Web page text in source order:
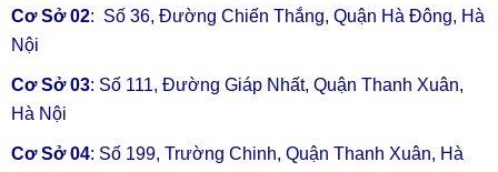
nước của Ngọc Thạch. Tuỳ vào hạng mục
sửa chữa mà chính sách
Cơ Sở 02: Số 36, Đường Chiến Thắng, Quận Hà Đông, Hà
Nội
Cơ Sở 03: Số 111, Đường Giáp Nhất, Quận Thanh Xuân,
Hà Nội
Cơ Sở 04: Số 199, Trường Chinh, Quận Thanh Xuân, Hà